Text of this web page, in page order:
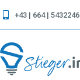
+43 | 664 | 5432246